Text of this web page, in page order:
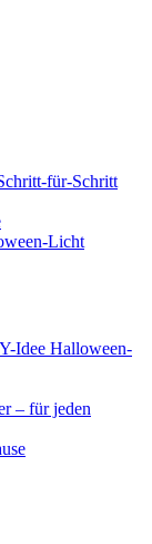
für-Schritt
Licht
Idee Halloween-
– für jeden